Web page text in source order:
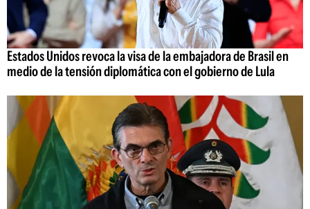
Estados Unidos revoca la visa de la embajadora de Brasil en
medio de la tensión diplomática con el gobierno de Lula